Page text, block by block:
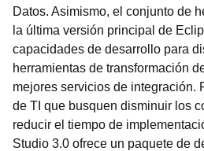
Datos. Asimismo, el conjunto de
la última versión principal de
capacidades de desarrollo para
herramientas de transformación
mejores servicios de integración.
de TI que busquen disminuir los
reducir el tiempo de
Studio 3.0 ofrece un paquete de